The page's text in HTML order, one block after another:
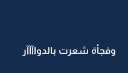
وفجأة شعرت بالدواآآآر